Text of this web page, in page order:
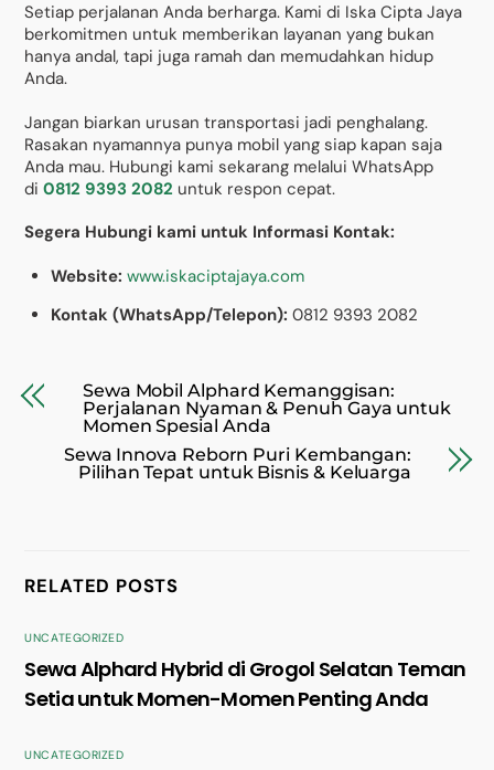
Setiap perjalanan Anda berharga. Kami di Iska Cipta Jaya
berkomitmen untuk memberikan layanan yang bukan
hanya andal, tapi juga ramah dan memudahkan hidup
Anda.
Jangan biarkan urusan transportasi jadi penghalang.
Rasakan nyamannya punya mobil yang siap kapan saja
Anda mau. Hubungi kami sekarang melalui WhatsApp
di0812 9393 2082 untuk respon cepat.
Segera Hubungi kami untuk Informasi Kontak:
Website: www.iskaciptajaya.com
Kontak (WhatsApp/Telepon): 0812 9393 2082
Sewa Mobil Alphard Kemanggisan:
Perjalanan Nyaman & Penuh Gaya untuk
Momen Spesial Anda
Sewa Innova Reborn Puri Kembangan:
Pilihan Tepat untuk Bisnis & Keluarga
RELATED POSTS
UNCATEGORIZED
Sewa Alphard Hybrid di Grogol Selatan Teman
Setia untuk Momen-Momen Penting Anda
UNCATEGORIZED